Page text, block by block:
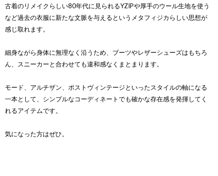
古着のリメイクらしい80年代に見られるYZIPや厚手のウール生地を使う
など過去の衣服に新たな文脈を与えるというメタフィジカらしい思想が
感じ取れます。
細身ながら身体に無理なく沿うため、ブーツやレザーシューズはもちろ
ん、スニーカーと合わせても違和感なくまとまります。
モード、アルチザン、ポストヴィンテージといったスタイルの軸になる
一本として、シンプルなコーディネートでも確かな存在感を発揮してく
れるアイテムです。
気になった方はぜひ。